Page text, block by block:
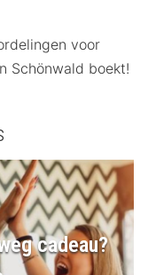
voor
Schönwald boekt!
cadeau?